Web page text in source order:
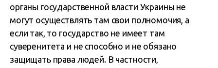
органы государственной власти Украины не
могут осуществлять там свои полномочия, а
если так, то государство не имеет там
суверенитета и не способно и не обязано
защищать права людей. В частности,